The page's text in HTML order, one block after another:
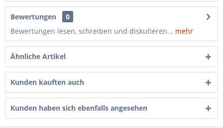
Bewertungen
0
Bewertungen lesen, schreiben und diskutieren... mehr
Ähnliche Artikel
Kunden kauften auch
Kunden haben sich ebenfalls angesehen